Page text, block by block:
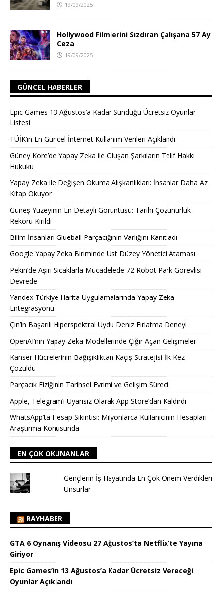
19/09/2025
Hollywood Filmlerini Sızdıran Çalışana 57 Ay
Ceza
19/09/2025
GÜNCEL HABERLER
Epic Games 13 Ağustos’a Kadar Sunduğu Ücretsiz Oyunlar
Listesi
TÜİK’in En Güncel İnternet Kullanım Verileri Açıklandı
Güney Kore’de Yapay Zeka ile Oluşan Şarkıların Telif Hakkı
Hukuku
Yapay Zeka ile Değişen Okuma Alışkanlıkları: İnsanlar Daha Az
Kitap Okuyor
Güneş Yüzeyinin En Detaylı Görüntüsü: Tarihi Çözünürlük
Rekoru Kırıldı
Bilim İnsanları Glueball Parçacığının Varlığını Kanıtladı
Google Yapay Zeka Biriminde Üst Düzey Yönetici Ataması
Pekin’de Aşırı Sıcaklarla Mücadelede 72 Robot Park Görevlisi
Devrede
Yandex Türkiye Harita Uygulamalarında Yapay Zeka
Entegrasyonu
Çin’in Başarılı Hiperspektral Uydu Deniz Fırlatma Deneyi
OpenAI’nin Yapay Zeka Modellerinde Çığır Açan Gelişmeler
Kanser Hücrelerinin Bağışıklıktan Kaçış Stratejisi İlk Kez
Çözüldü
Parçacık Fiziğinin Tarihsel Evrimi ve Gelişim Süreci
Apple, Telegram’ı Uyarısız Olarak App Store’dan Kaldırdı
WhatsApp’ta Hesap Sıkıntısı: Milyonlarca Kullanıcının Hesapları
Araştırma Konusunda
EN ÇOK OKUNANLAR
Gençlerin İş Hayatında En Çok Önem Verdikleri
Unsurlar
RAYHABER
GTA 6 Oynanış Videosu 27 Ağustos’ta Netflix’te Yayına
Giriyor
Epic Games’in 13 Ağustos’a Kadar Ücretsiz Vereceği
Oyunlar Açıklandı